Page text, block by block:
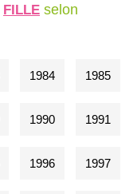
FILLEselon
1984 1985
1990 1991
1996 1997